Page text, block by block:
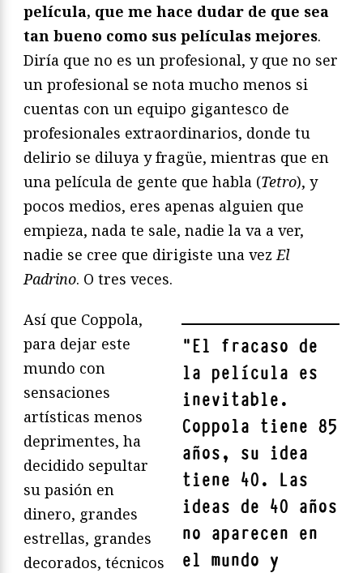
película, que me hace dudar de que sea
tan bueno como sus películas mejores.
Diría que no es un profesional, y que no ser
un profesional se nota mucho menos si
cuentas con un equipo gigantesco de
profesionales extraordinarios, donde tu
delirio se diluya y fragüe, mientras que en
una película de gente que habla (Tetro), y
pocos medios, eres apenas alguien que
empieza, nada te sale, nadie la va a ver,
nadie se cree que dirigiste una vezEl
Padrino. O tres veces.
"El fracaso de
la película es
inevitable.
Coppola tiene 85
años, su idea
tiene 40. Las
ideas de 40 años
no aparecen en
el mundo y
Así que Coppola,
para dejar este
mundo con
sensaciones
artísticas menos
deprimentes, ha
decidido sepultar
su pasión en
dinero, grandes
estrellas, grandes
decorados, técnicos